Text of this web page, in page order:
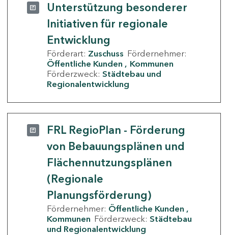
Unterstützung besonderer
Initiativen für regionale
Entwicklung
Förderart: Zuschuss Fördernehmer:
Öffentliche Kunden
Kommunen
Förderzweck: Städtebau und
Regionalentwicklung
FRL RegioPlan - Förderung
von Bebauungsplänen und
Flächennutzungsplänen
(Regionale
Planungsförderung)
Fördernehmer: Öffentliche Kunden
Kommunen Förderzweck: Städtebau
und Regionalentwicklung